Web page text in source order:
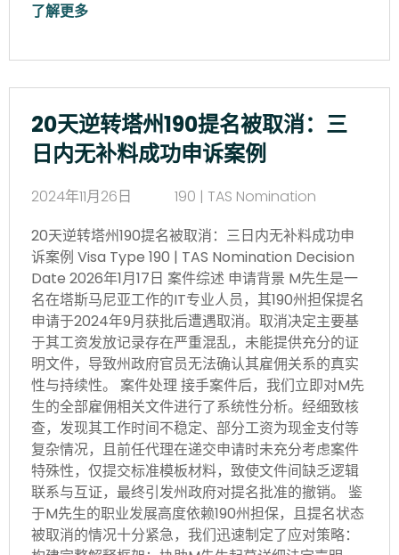
了解更多
20天逆转塔州190提名被取消：三
日内无补料成功申诉案例
2024年11月26日
190 | TAS Nomination
20天逆转塔州190提名被取消：三日内无补料成功申
诉案例 Visa Type 190 | TAS Nomination Decision
Date 2026年1月17日 案件综述 申请背景 M先生是一
名在塔斯马尼亚工作的IT专业人员，其190州担保提名
申请于2024年9月获批后遭遇取消。取消决定主要基
于其工资发放记录存在严重混乱，未能提供充分的证
明文件，导致州政府官员无法确认其雇佣关系的真实
性与持续性。 案件处理 接手案件后，我们立即对M先
生的全部雇佣相关文件进行了系统性分析。经细致核
查，发现其工作时间不稳定、部分工资为现金支付等
复杂情况，且前任代理在递交申请时未充分考虑案件
特殊性，仅提交标准模板材料，致使文件间缺乏逻辑
联系与互证，最终引发州政府对提名批准的撤销。 鉴
于M先生的职业发展高度依赖190州担保，且提名状态
被取消的情况十分紧急，我们迅速制定了应对策略：